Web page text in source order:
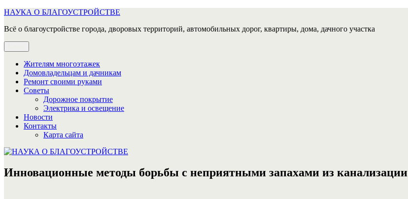
Перейти
содержимому
НАУКА О БЛАГОУСТРОЙСТВЕ
Всё о благоустройстве города, дворовых территорий, автомобильных дорог, квартиры, дома, дачного участка
Жителям многоэтажек
Домовладельцам и дачникам
Ремонт своими руками
Советы
Дорожное покрытие
Электрика и освещение
Новости
Контакты
Карта сайта
Инновационные методы борьбы с неприятными запахами из канализации